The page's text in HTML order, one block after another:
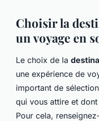
Choisir la
un voyage en
Le choix de la
une expérience de
important de
qui vous attire et
Pour cela,